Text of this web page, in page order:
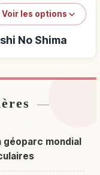
Voir les options
No Shima
No Shima
↗
géoparc mondial